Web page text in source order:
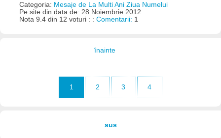
Categoria: Mesaje de La Multi Ani Ziua Numelui
Pe site din data de: 28 Noiembrie 2012
Nota 9.4 din 12 voturi : : Comentarii: 1
înainte
1 2 3 4
sus